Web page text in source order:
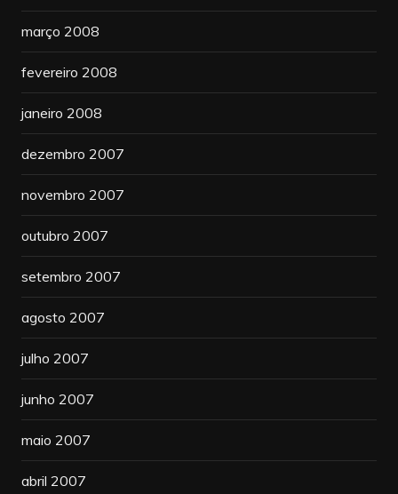
março 2008
fevereiro 2008
janeiro 2008
dezembro 2007
novembro 2007
outubro 2007
setembro 2007
agosto 2007
julho 2007
junho 2007
maio 2007
abril 2007